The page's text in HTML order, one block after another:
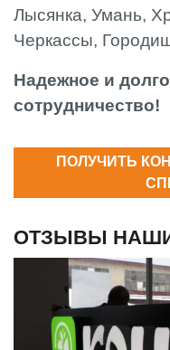
Лысянка, Умань,
Черкассы,
Надежное и
сотрудничество!
ПОЛУЧИТЬ
ОТЗЫВЫ